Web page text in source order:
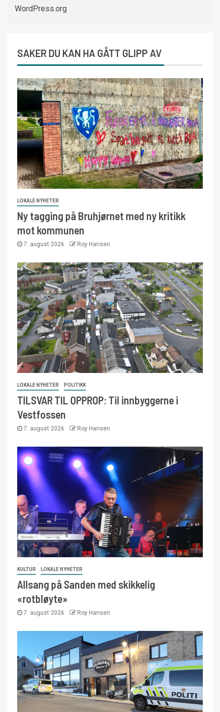
WordPress.org
SAKER DU KAN HA GÅTT GLIPP AV
LOKALE NYHETER
Ny tagging på Bruhjørnet med ny kritikk
mot kommunen
7. august 2026 Roy Hansen
LOKALE NYHETER POLITIKK
TILSVAR TIL OPPROP: Til innbyggerne i
Vestfossen
7. august 2026 Roy Hansen
KULTUR LOKALE NYHETER
Allsang på Sanden med skikkelig
«rotbløyte»
7. august 2026 Roy Hansen